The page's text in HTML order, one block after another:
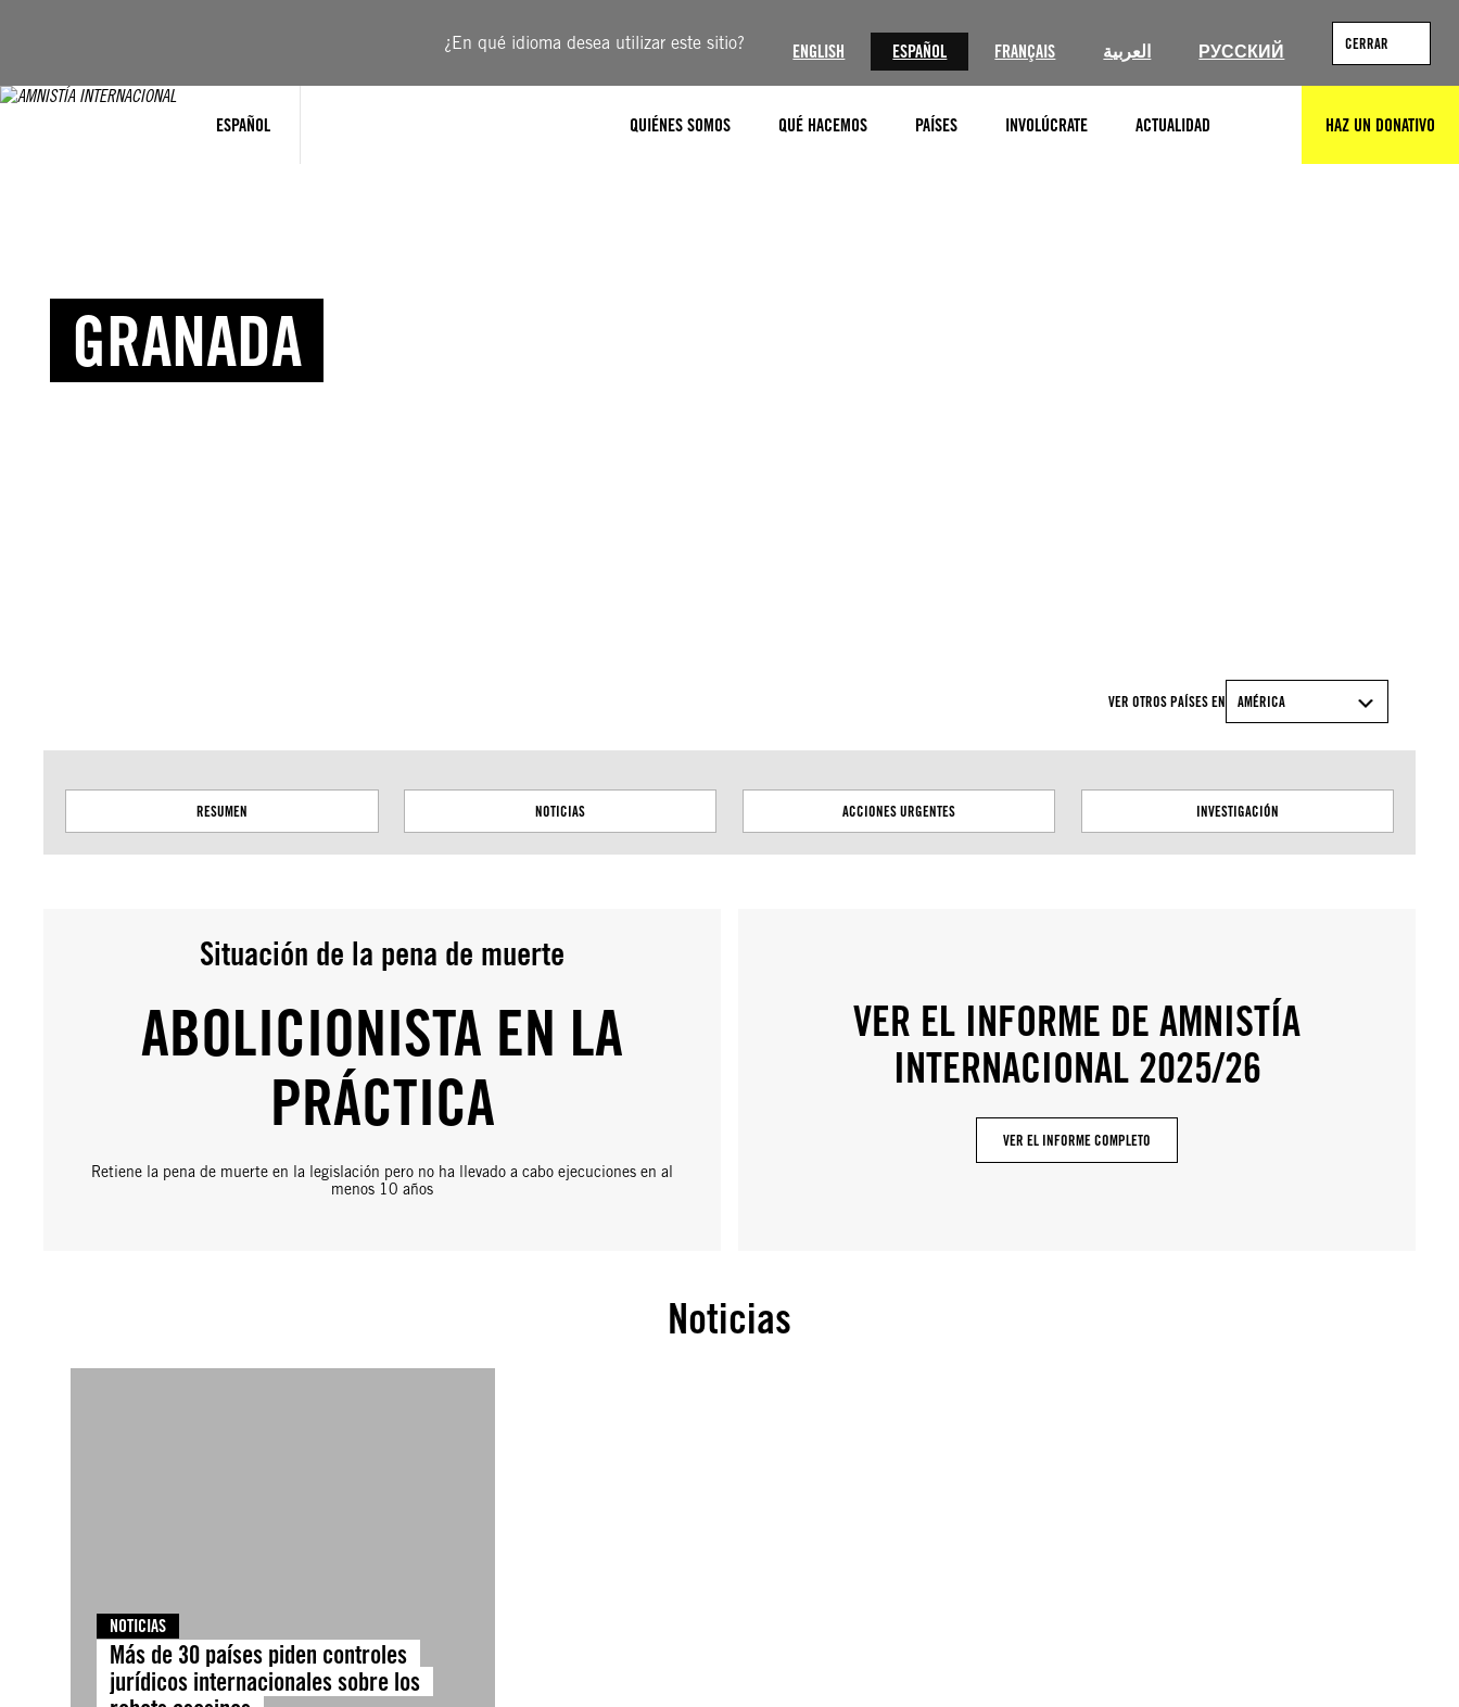
¿En qué idioma desea utilizar este sitio? ENGLISH ESPAÑOL FRANÇAIS العربية РУССКИЙ CERRAR
ESPAÑOL QUIÉNES SOMOS QUÉ HACEMOS PAÍSES INVOLÚCRATE ACTUALIDAD HAZ UN DONATIVO
GRANADA
VER OTROS PAÍSES EN AMÉRICA
RESUMEN NOTICIAS ACCIONES URGENTES INVESTIGACIÓN
Situación de la pena de muerte
ABOLICIONISTA EN LA
PRÁCTICA
Retiene la pena de muerte en la legislación pero no ha llevado a cabo ejecuciones en al
menos 10 años
VER EL INFORME DE AMNISTÍA
INTERNACIONAL 2025/26
VER EL INFORME COMPLETO
Noticias
NOTICIAS
Más de 30 países piden controles
jurídicos internacionales sobre los